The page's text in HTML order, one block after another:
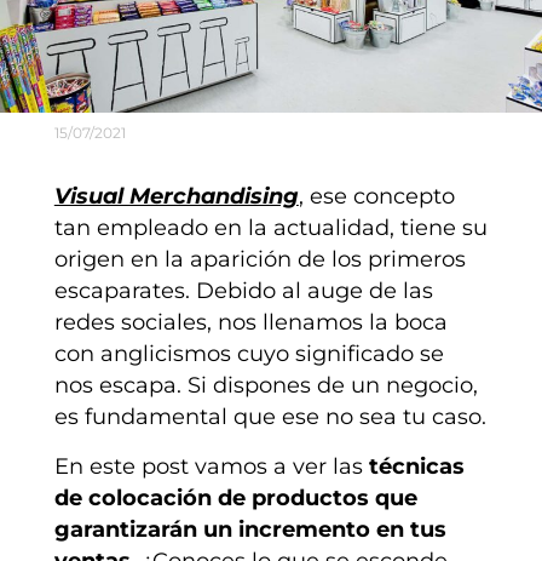
15/07/2021
Visual Merchandising, ese concepto
tan empleado en la actualidad, tiene su
origen en la aparición de los primeros
escaparates. Debido al auge de las
redes sociales, nos llenamos la boca
con anglicismos cuyo significado se
nos escapa. Si dispones de un negocio,
es fundamental que ese no sea tu caso.
En este post vamos a ver las técnicas
de colocación de productos que
garantizarán un incremento en tus